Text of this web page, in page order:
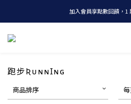
全店消費滿 NT$1200
加入會員享點數回饋，1
全店消費滿 NT$1200，
跑步ƦᴜɴɴꞮɴɢ
商品排序